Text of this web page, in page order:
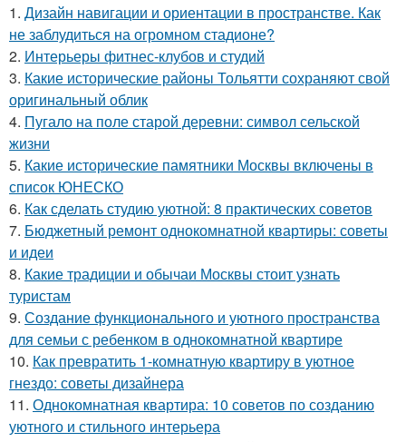
1. Дизайн навигации и ориентации в пространстве. Как
не заблудиться на огромном стадионе?
2. Интерьеры фитнес-клубов и студий
3. Какие исторические районы Тольятти сохраняют свой
оригинальный облик
4. Пугало на поле старой деревни: символ сельской
жизни
5. Какие исторические памятники Москвы включены в
список ЮНЕСКО
6. Как сделать студию уютной: 8 практических советов
7. Бюджетный ремонт однокомнатной квартиры: советы
и идеи
8. Какие традиции и обычаи Москвы стоит узнать
туристам
9. Создание функционального и уютного пространства
для семьи с ребенком в однокомнатной квартире
10. Как превратить 1-комнатную квартиру в уютное
гнездо: советы дизайнера
11. Однокомнатная квартира: 10 советов по созданию
уютного и стильного интерьера